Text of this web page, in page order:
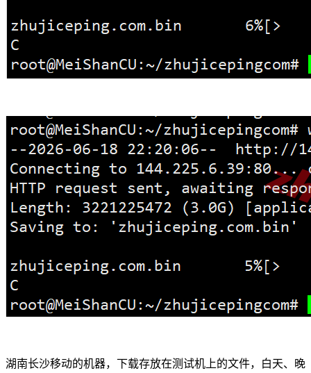
湖南长沙移动的机器，下载存放在测试机上的文件，白天、晚